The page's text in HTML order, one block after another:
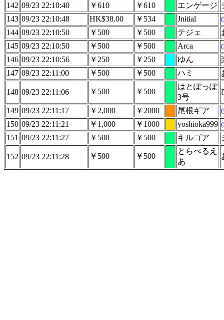
142 09/23 22:10:40 ￥610 ￥610 エンゲージ
143 09/23 22:10:48 HK$38.00 ￥534 Jnitial
144 09/23 22:10:50 ￥500 ￥500 テジェ
145 09/23 22:10:50 ￥500 ￥500 Arca
146 09/23 22:10:56 ￥250 ￥250 ゆん
147 09/23 22:11:00 ￥500 ￥500 ハミ
148 09/23 22:11:06 ￥500 ￥500
はとぽっぽ
3号
149 09/23 22:11:17 ￥2,000 ￥2000 尾根ギア
150 09/23 22:11:21 ￥1,000 ￥1000 yoshioka999
151 09/23 22:11:27 ￥500 ￥500 キルゴア
152 09/23 22:11:28 ￥500 ￥500
とらべるえ
あ